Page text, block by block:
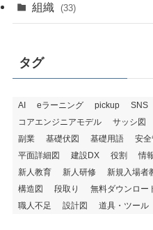
組織 (33)
タグ
AI eラーニング pickup SNS
コアエンジニアモデル
サッシ図
副業
基礎伏図 基礎用語 安全
平面詳細図
建設DX 役割 情
新人教育
新人研修 新規入場者
構造図
段取り 無料ダウンロー
職人不足
設計図 道具・ツール